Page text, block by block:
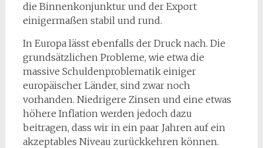
die Binnenkonjunktur und der Export
einigermaßen stabil und rund.
In Europa lässt ebenfalls der Druck nach. Die
grundsätzlichen Probleme, wie etwa die
massive Schuldenproblematik einiger
europäischer Länder, sind zwar noch
vorhanden. Niedrigere Zinsen und eine etwas
höhere Inflation werden jedoch dazu
beitragen, dass wir in ein paar Jahren auf ein
akzeptables Niveau zurückkehren können.